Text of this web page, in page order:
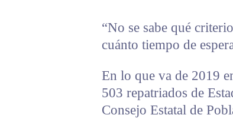
“No se sabe qué
cuánto tiempo de
En lo que va de 2019
503 repatriados de
Consejo Estatal de